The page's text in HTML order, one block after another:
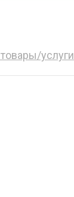
услуги